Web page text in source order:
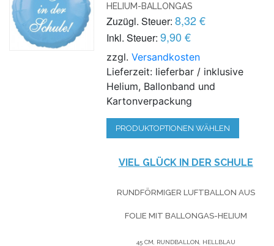
HELIUM-BALLONGAS
Zuzügl. Steuer: 8,32 €
Inkl. Steuer: 9,90 €
zzgl.Versandkosten
Lieferzeit: lieferbar / inklusive
Helium, Ballonband und
Kartonverpackung
PRODUKTOPTIONEN WÄHLEN
VIEL GLÜCK IN DER SCHULE
RUNDFÖRMIGER LUFTBALLON AUS
FOLIE MIT BALLONGAS-HELIUM
45 CM, RUNDBALLON, HELLBLAU